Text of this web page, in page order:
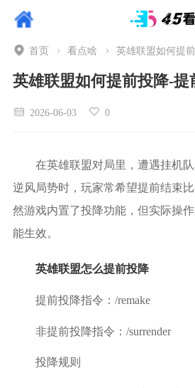
首页 看点啥 英雄联盟如何提
英雄联盟如何提前投降-提
2026-06-03 0
在英雄联盟对局里，遭遇挂机
逆风局势时，玩家常希望提前结束
然游戏内置了投降功能，但实际操
能生效。
英雄联盟怎么提前投降
提前投降指令：/remake
非提前投降指令：/surrender
投降规则